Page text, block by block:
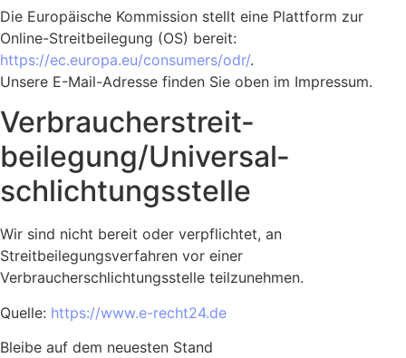
Die Europäische Kommission stellt eine Plattform zur
Online-Streitbeilegung (OS) bereit:
https://ec.europa.eu/consumers/odr/.
Unsere E-Mail-Adresse finden Sie oben im Impressum.
Verbraucher­streit­
beilegung/Universal­
schlichtungs­stelle
Wir sind nicht bereit oder verpflichtet, an
Streitbeilegungsverfahren vor einer
Verbraucherschlichtungsstelle teilzunehmen.
Quelle: https://www.e-recht24.de
Bleibe auf dem neuesten Stand